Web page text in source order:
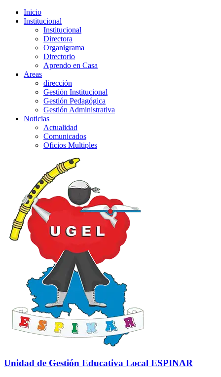
Inicio
Institucional
Institucional
Directora
Organigrama
Directorio
Aprendo en Casa
Areas
dirección
Gestión Institucional
Gestión Pedagógica
Gestión Administrativa
Noticias
Actualidad
Comunicados
Oficios Multiples
Unidad de Gestión Educativa Local ESPINAR